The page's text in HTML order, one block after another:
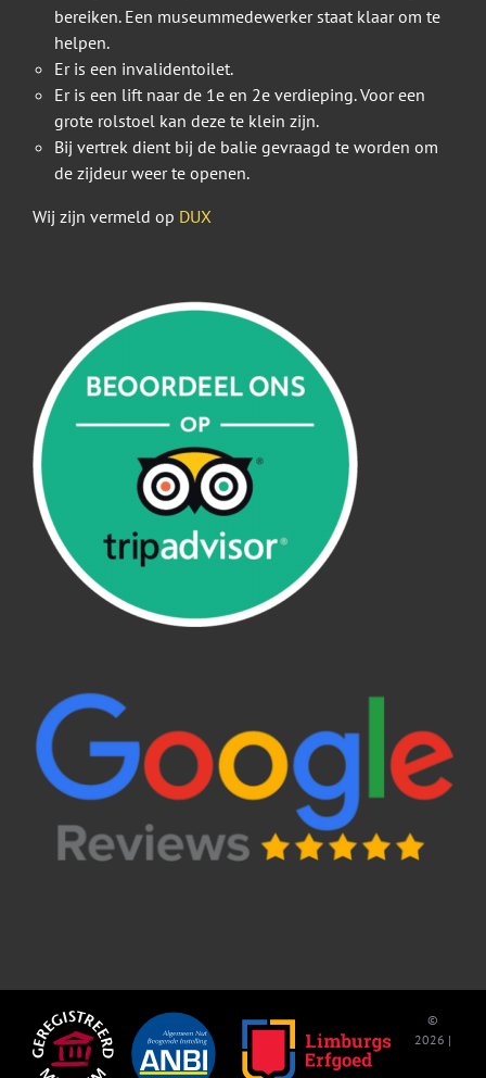
bereiken. Een museummedewerker staat klaar om te
helpen.
Er is een invalidentoilet.
Er is een lift naar de 1e en 2e verdieping. Voor een
grote rolstoel kan deze te klein zijn.
Bij vertrek dient bij de balie gevraagd te worden om
de zijdeur weer te openen.
Wij zijn vermeld op DUX
©
2026 |